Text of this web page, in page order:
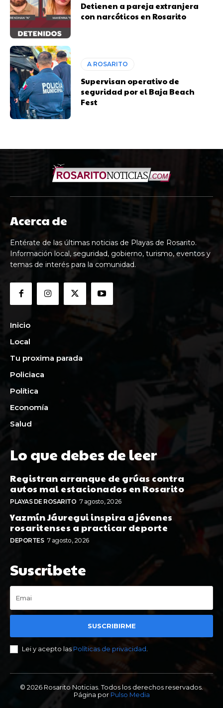
Detienen a pareja extranjera
con narcóticos en Rosarito
A ROSARITO
Supervisan operativo de
seguridad por el Baja Beach
Fest
Acerca de
Entérate de las últimas noticias de Playas de Rosarito.
Información local, seguridad, gobierno, turismo, eventos y
temas de interés para la comunidad.
Inicio
Local
Tu proxima parada
Policiaca
Política
Economía
Salud
Lo que debes de leer
Registran arranque de grúas contra
autos mal estacionados en Rosarito
PLAYAS DE ROSARITO 7 agosto, 2026
Yazmín Jáuregui inspira a jóvenes
rosaritenses a practicar deporte
DEPORTES 7 agosto, 2026
Suscribete
SUSCRIBIRME
Lei y acepto las Políticas de privacidad
© 2026 Rosarito Noticias. Todos los derechos reservados.
Página por Pulso Media